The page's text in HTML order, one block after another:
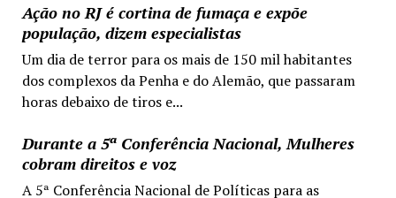
Ação no RJ é cortina de fumaça e expõe
população, dizem especialistas
Um dia de terror para os mais de 150 mil habitantes
dos complexos da Penha e do Alemão, que passaram
horas debaixo de tiros e...
Durante a 5ª Conferência Nacional, Mulheres
cobram direitos e voz
A 5ª Conferência Nacional de Políticas para as